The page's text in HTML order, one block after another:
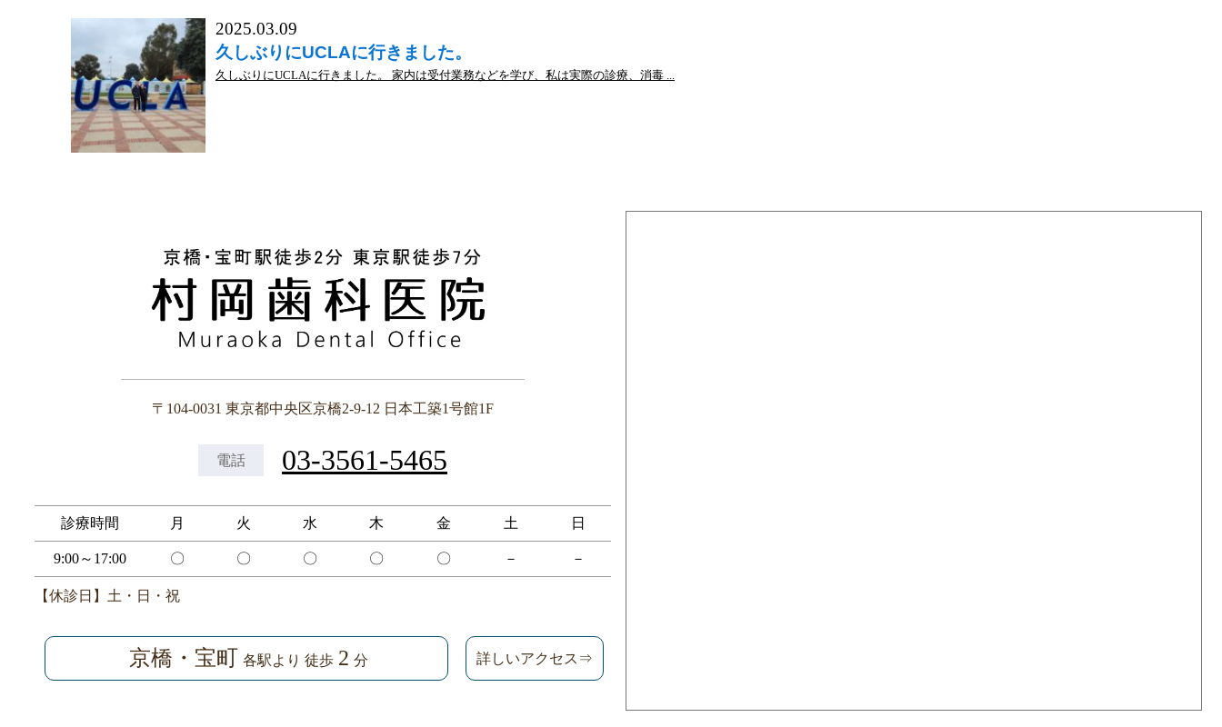
2025.03.09
久しぶりにUCLAに行きました。
久しぶりにUCLAに行きました。 家内は受付業務などを学び、私は実際の診療、消毒 ...
〒104-0031 東京都中央区京橋2-9-12 日本工築1号館1F
電話 03-3561-5465
診療時間 月 火 水 木 金 土 日
9:00～17:00 〇 〇 〇 〇 〇 － －
【休診日】土・日・祝
京橋・宝町 各駅より 徒歩 2 分 詳しいアクセス⇒